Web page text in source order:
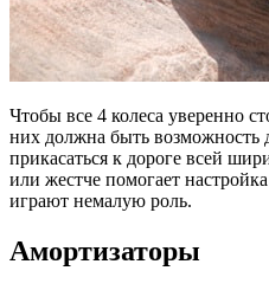
Чтобы все 4 колеса уверенно
них должна быть возможность
прикасаться к дороге всей
или жестче помогает
играют немалую роль.
Амортизаторы